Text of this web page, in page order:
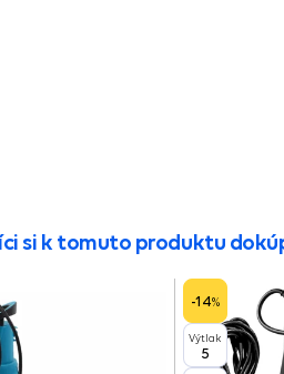
si k tomuto produktu
-14%
Výtlak
5